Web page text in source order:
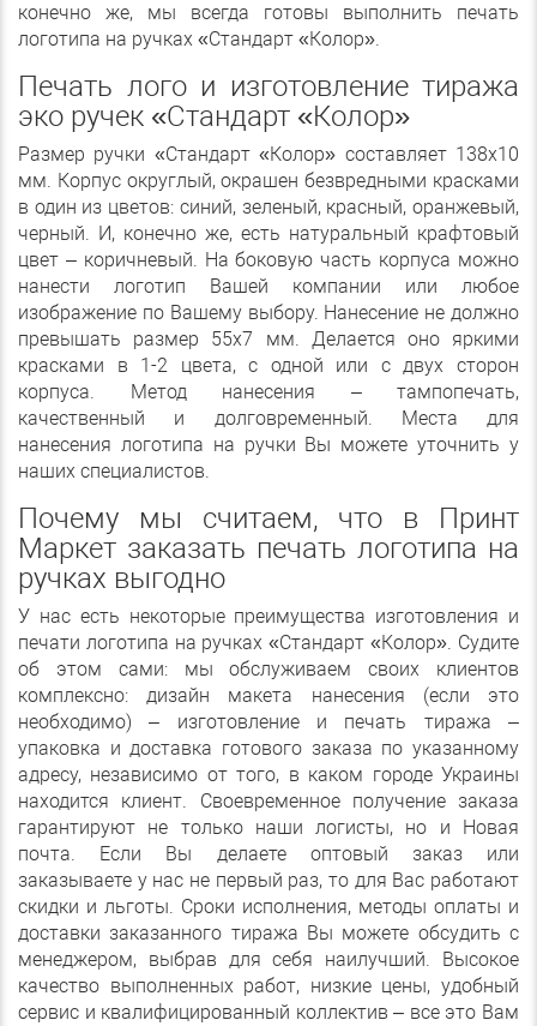
конечно же, мы всегда готовы выполнить печать
логотипа на ручках «Стандарт «Колор».
Печать лого и изготовление тиража
эко ручек «Стандарт «Колор»
Размер ручки «Стандарт «Колор» составляет 138х10
мм. Корпус округлый, окрашен безвредными красками
в один из цветов: синий, зеленый, красный, оранжевый,
черный. И, конечно же, есть натуральный крафтовый
цвет – коричневый. На боковую часть корпуса можно
нанести логотип Вашей компании или любое
изображение по Вашему выбору. Нанесение не должно
превышать размер 55х7 мм. Делается оно яркими
красками в 1-2 цвета, с одной или с двух сторон
корпуса. Метод нанесения – тампопечать,
качественный и долговременный. Места для
нанесения логотипа на ручки Вы можете уточнить у
наших специалистов.
Почему мы считаем, что в Принт
Маркет заказать печать логотипа на
ручках выгодно
У нас есть некоторые преимущества изготовления и
печати логотипа на ручках «Стандарт «Колор». Судите
об этом сами: мы обслуживаем своих клиентов
комплексно: дизайн макета нанесения (если это
необходимо) – изготовление и печать тиража –
упаковка и доставка готового заказа по указанному
адресу, независимо от того, в каком городе Украины
находится клиент. Своевременное получение заказа
гарантируют не только наши логисты, но и Новая
почта. Если Вы делаете оптовый заказ или
заказываете у нас не первый раз, то для Вас работают
скидки и льготы. Сроки исполнения, методы оплаты и
доставки заказанного тиража Вы можете обсудить с
менеджером, выбрав для себя наилучший. Высокое
качество выполненных работ, низкие цены, удобный
сервис и квалифицированный коллектив – все это Вам